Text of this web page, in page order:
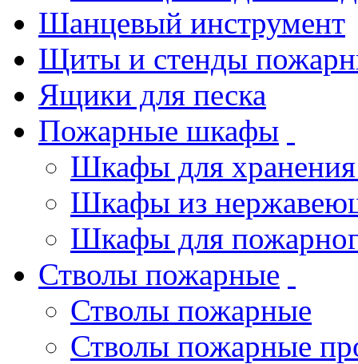
Шанцевый инструмент
Щиты и стенды
Ящики для песка
Пожарные шкафы
Шкафы для хранения
Шкафы из
Шкафы для
Стволы пожарные
Стволы пожарные
Стволы пожарные